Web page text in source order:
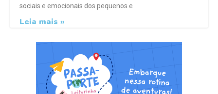
sociais e emocionais dos pequenos e
Leia mais »